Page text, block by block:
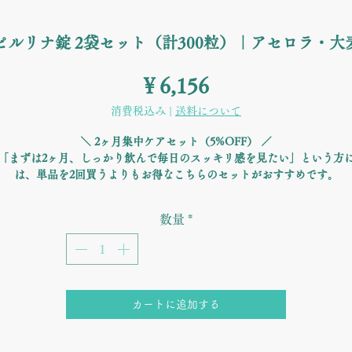
ルリナ錠 2袋セット（計300粒）｜アセロラ・大
￥6,156価
格
消費税込み 送料について
＼ 2ヶ月集中ケアセット（5%OFF） ／
「まずは2ヶ月、しっかり飲んで毎日のスッキリ感を見たい」という方
は、単品を2回買うよりもお得なこちらのセットがおすすめです。
ラス。 300粒（約2ヶ月分）入りで、毎日の元気をサポートします。
血気味の女性に嬉しい「スピルリナ」に、鉄分の吸収を助ける
吸収率にこだわった黄金比率】 鉄分は単体では吸収されにくい栄養素で
が、ビタミンCと一緒に摂ることで吸収率がグンと高まります。
数量 *
カートに追加する